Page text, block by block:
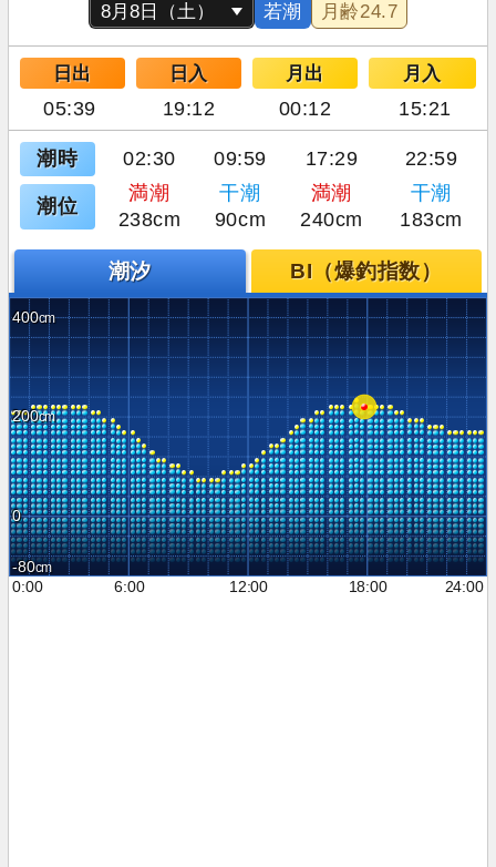
若潮 月齢24.7
日出 日入 月出 月入
05:39 19:12 00:12 15:21
潮時 02:30 09:59 17:29 22:59
潮位
満潮 干潮 満潮
干潮
238cm
90cm 240cm 183cm
潮汐 BI（爆釣指数）
400
200
0
-80
0:00
6:00 12:00 18:00 24:00